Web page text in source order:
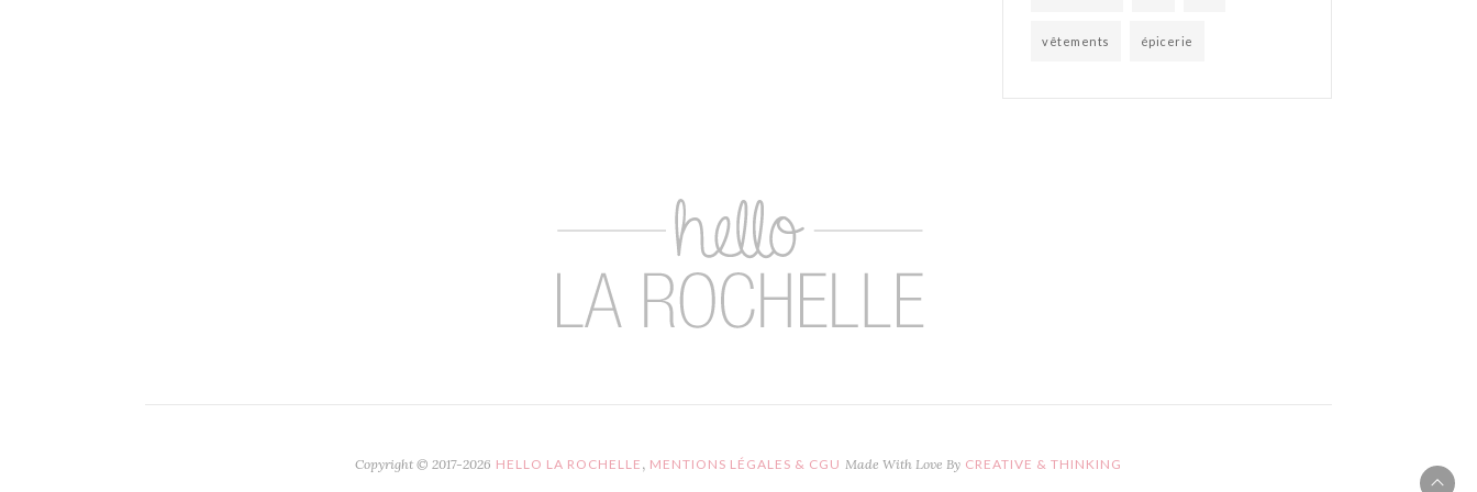
vêtements épicerie
Copyright © 2017-2026 HELLO LA ROCHELLE , MENTIONS LÉGALES & CGU Made With Love By CREATIVE & THINKING